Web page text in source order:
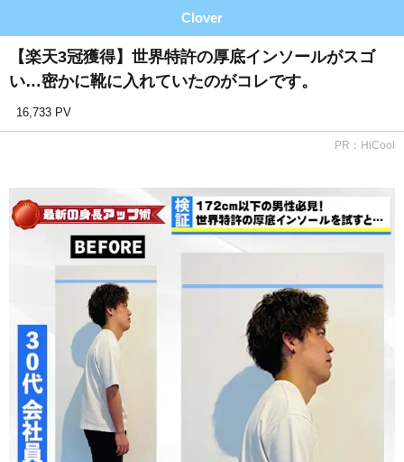
Clover
【楽天3冠獲得】世界特許の厚底インソールがスゴ
い…密かに靴に入れていたのがコレです。
16,733 PV
PR：HiCool